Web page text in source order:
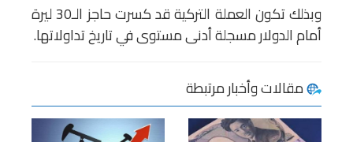
وبذلك تكون العملة التركية قد كسرت حاجز الـ30 ليرة
أمام الدولار مسجلة أدنى مستوى في تاريخ تداولاتها.
مقالات وأخبار مرتبطة